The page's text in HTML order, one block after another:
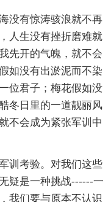
有惊涛骇浪就不再
人生没有挫折磨难就
先开的气魄，就不会
如没有出淤泥而不染
位君子；梅花假如没
冬日里的一道靓丽风
不会成为紧张军训中
考验。对我们这些
疑是一种挑战------一
我们要与原本不认识